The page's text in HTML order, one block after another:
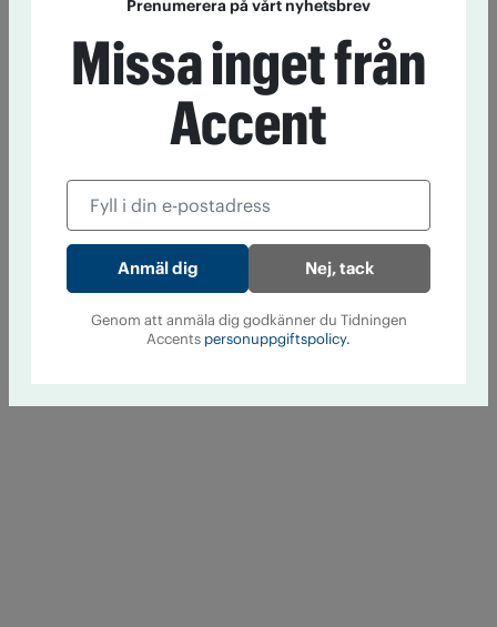
Prenumerera på vårt nyhetsbrev
Missa inget från
Accent
Nej, tack
Genom att anmäla dig godkänner du Tidningen
Accents personuppgiftspolicy.